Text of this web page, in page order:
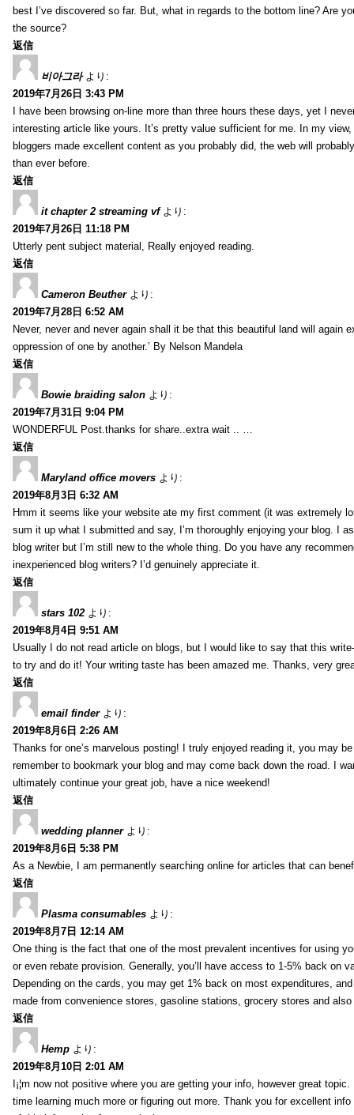
best I’ve discovered so far. But, what in regards to the bottom line? Are
the source?
返信
비아그라 より:
2019年7月26日 3:43 PM
I have been browsing on-line more than three hours these days, yet I
interesting article like yours. It’s pretty value sufficient for me. In my
bloggers made excellent content as you probably did, the web will
than ever before.
返信
it chapter 2 streaming vf より:
2019年7月26日 11:18 PM
Utterly pent subject material, Really enjoyed reading.
返信
Cameron Beuther より:
2019年7月28日 6:52 AM
Never, never and never again shall it be that this beautiful land will again
oppression of one by another.’ By Nelson Mandela
返信
Bowie braiding salon より:
2019年7月31日 9:04 PM
WONDERFUL Post.thanks for share..extra wait .. …
返信
Maryland office movers より:
2019年8月3日 6:32 AM
Hmm it seems like your website ate my first comment (it was extremely
sum it up what I submitted and say, I’m thoroughly enjoying your blog. I
blog writer but I’m still new to the whole thing. Do you have any
inexperienced blog writers? I’d genuinely appreciate it.
返信
stars 102 より:
2019年8月4日 9:51 AM
Usually I do not read article on blogs, but I would like to say that this
to try and do it! Your writing taste has been amazed me. Thanks, very
返信
email finder より:
2019年8月6日 2:26 AM
Thanks for one’s marvelous posting! I truly enjoyed reading it, you may
remember to bookmark your blog and may come back down the road. I
ultimately continue your great job, have a nice weekend!
返信
wedding planner より:
2019年8月6日 5:38 PM
As a Newbie, I am permanently searching online for articles that can
返信
Plasma consumables より:
2019年8月7日 12:14 AM
One thing is the fact that one of the most prevalent incentives for using
or even rebate provision. Generally, you’ll have access to 1-5% back on
Depending on the cards, you may get 1% back on most expenditures,
made from convenience stores, gasoline stations, grocery stores and also
返信
Hemp より:
2019年8月10日 2:01 AM
I¡¦m now not positive where you are getting your info, however great
time learning much more or figuring out more. Thank you for excellent